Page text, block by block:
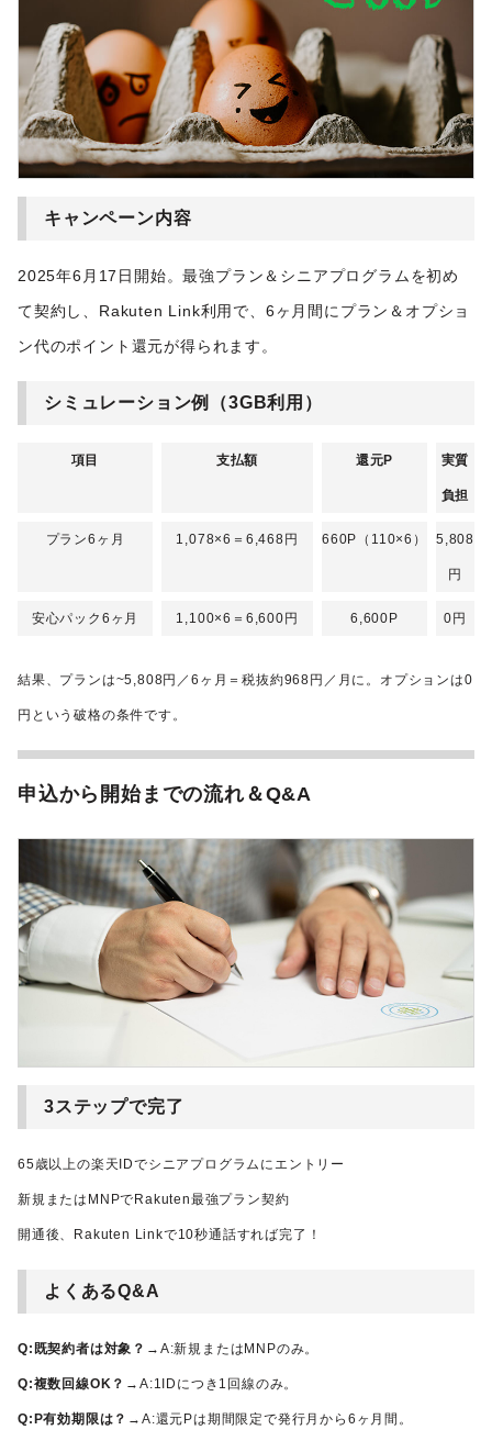
キャンペーン内容
2025年6月17日開始。最強プラン＆シニアプログラムを初め
て契約し、Rakuten Link利用で、6ヶ月間にプラン＆オプショ
ン代のポイント還元が得られます。
シミュレーション例（3GB利用）
項目 支払額 還元P 実質
負担
プラン6ヶ月 1,078×6＝6,468円 660P（110×6） 5,808
円
安心パック6ヶ月 1,100×6＝6,600円 6,600P 0円
結果、プランは~5,808円／6ヶ月＝税抜約968円／月に。オプションは0
円という破格の条件です。
申込から開始までの流れ＆Q&A
3ステップで完了
65歳以上の楽天IDでシニアプログラムにエントリー
新規またはMNPでRakuten最強プラン契約
開通後、Rakuten Linkで10秒通話すれば完了！
よくあるQ&A
Q:既契約者は対象？ →A:新規またはMNPのみ。
Q:複数回線OK？ →A:1IDにつき1回線のみ。
Q:P有効期限は？ →A:還元Pは期間限定で発行月から6ヶ月間。